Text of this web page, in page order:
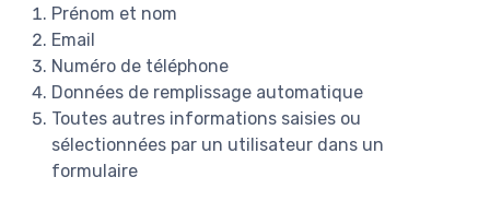
Prénom et nom
Email
Numéro de téléphone
Données de remplissage automatique
Toutes autres informations saisies ou
sélectionnées par un utilisateur dans un
formulaire